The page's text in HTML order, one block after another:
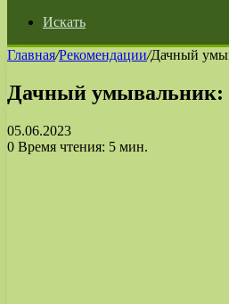
Искать
Главная/Рекомендации/Дачный
Дачный умывальник:
05.06.2023
0 Время чтения: 5 мин.